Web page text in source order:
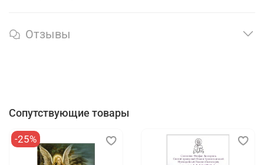
Отзывы
Сопутствующие товары
-25%